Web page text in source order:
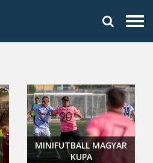
MINIFUTBALL MAGYAR
KUPA